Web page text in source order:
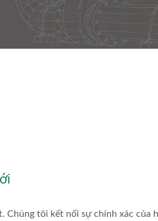
Chúng tôi kết nối sự chính xác của